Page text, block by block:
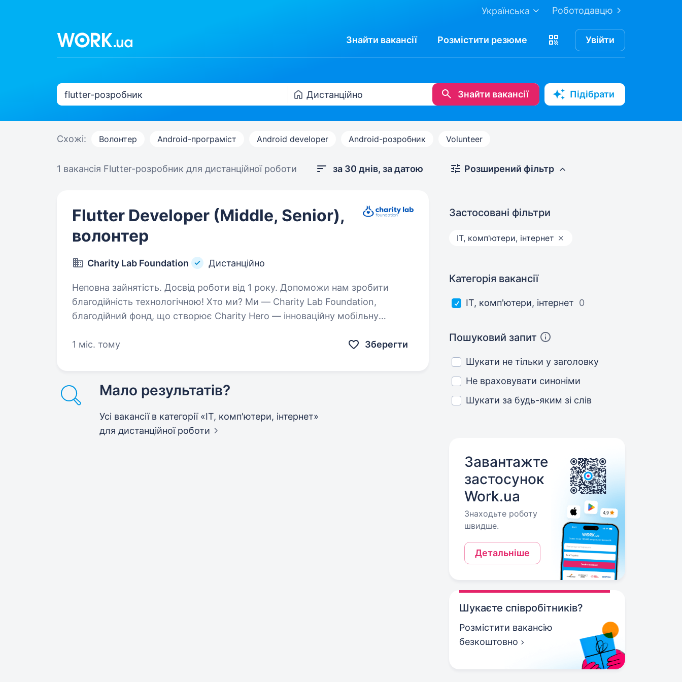
Роботодавцю
Українська
Знайти вакансії Розмістити резюме Увійти
Знайти вакансії Підібрати
Схожі: Волонтер Android-програміст Android developer Android-розробник Volunteer
1 вакансія Flutter-розробник для дистанційної роботи за 30 днів, за датою
Flutter Developer (Middle, Senior),
волонтер
Charity Lab Foundation Дистанційно
Неповна зайнятість. Досвід роботи від 1 року. Допоможи нам зробити
благодійність технологічною! Хто ми? Ми — Charity Lab Foundation,
благодійний фонд, що створює Charity Hero — інноваційну мобільну
1 міс. тому
Зберегти
Мало результатів?
Усі вакансії в категорії «IT, комп'ютери, інтернет»
для дистанційної роботи
Розширений фільтр
Застосовані фільтри
IT, комп'ютери, інтернет
Категорія вакансії
IT, комп'ютери, інтернет 0
Пошуковий запит
Шукати не тільки у заголовку
Не враховувати синоніми
Шукати за будь-яким зі слів
Завантажте
застосунок
Work.ua
Знаходьте роботу
швидше.
Детальніше
Шукаєте співробітників?
Розмістити вакансію
безкоштовно